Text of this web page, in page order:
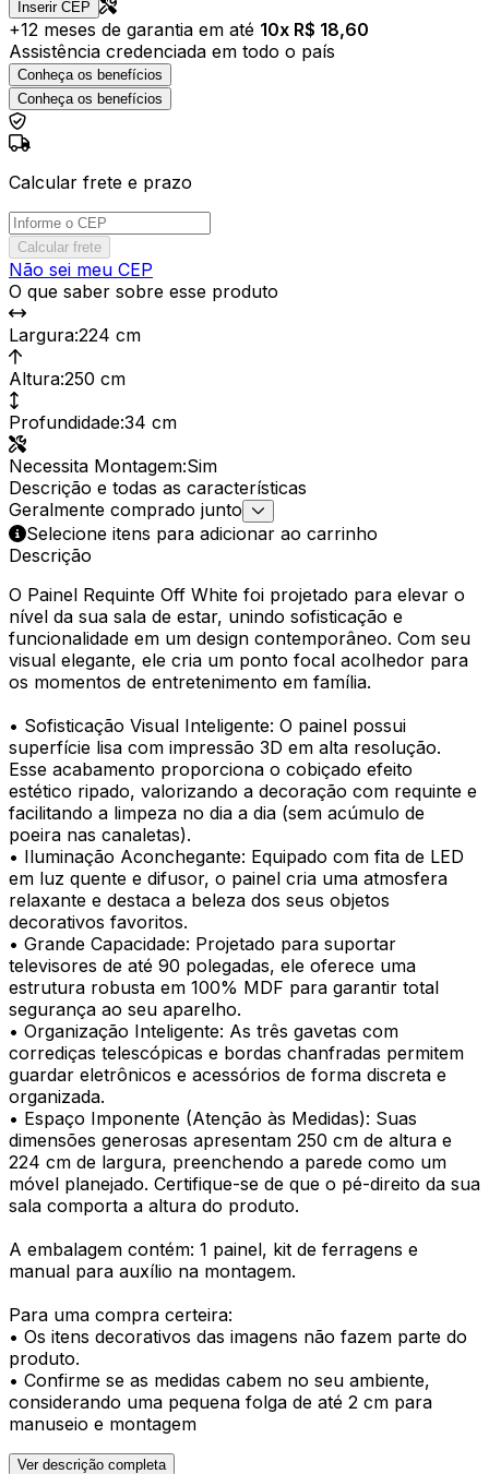
Inserir CEP
+12 meses de garantia em até 10x R$ 18,60
Assistência credenciada em todo o país
Conheça os benefícios
Conheça os benefícios
Calcular frete e prazo
Calcular frete
Não sei meu CEP
O que saber sobre esse produto
Largura:224 cm
Altura:250 cm
Profundidade:34 cm
Necessita Montagem:Sim
Descrição e todas as características
Geralmente comprado junto
Selecione itens para adicionar ao carrinho
Descrição
O Painel Requinte Off White foi projetado para elevar o
nível da sua sala de estar, unindo sofisticação e
funcionalidade em um design contemporâneo. Com seu
visual elegante, ele cria um ponto focal acolhedor para
os momentos de entretenimento em família.
• Sofisticação Visual Inteligente: O painel possui
superfície lisa com impressão 3D em alta resolução.
Esse acabamento proporciona o cobiçado efeito
estético ripado, valorizando a decoração com requinte e
facilitando a limpeza no dia a dia (sem acúmulo de
poeira nas canaletas).
• Iluminação Aconchegante: Equipado com fita de LED
em luz quente e difusor, o painel cria uma atmosfera
relaxante e destaca a beleza dos seus objetos
decorativos favoritos.
• Grande Capacidade: Projetado para suportar
televisores de até 90 polegadas, ele oferece uma
estrutura robusta em 100% MDF para garantir total
segurança ao seu aparelho.
• Organização Inteligente: As três gavetas com
corrediças telescópicas e bordas chanfradas permitem
guardar eletrônicos e acessórios de forma discreta e
organizada.
• Espaço Imponente (Atenção às Medidas): Suas
dimensões generosas apresentam 250 cm de altura e
224 cm de largura, preenchendo a parede como um
móvel planejado. Certifique-se de que o pé-direito da sua
sala comporta a altura do produto.
A embalagem contém: 1 painel, kit de ferragens e
manual para auxílio na montagem.
Para uma compra certeira:
• Os itens decorativos das imagens não fazem parte do
produto.
• Confirme se as medidas cabem no seu ambiente,
considerando uma pequena folga de até 2 cm para
manuseio e montagem
Ver descrição completa